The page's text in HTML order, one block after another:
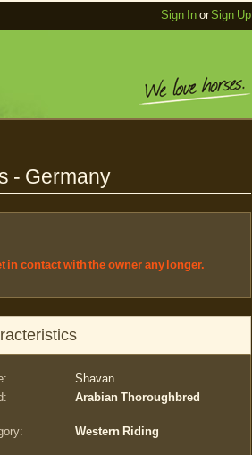
Sign InorSign Up
- Germany
in contact with the owner any longer.
Shavan
Arabian Thoroughbred
Western Riding